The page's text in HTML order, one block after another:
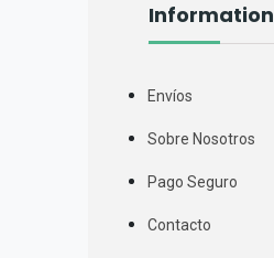
Information
Envíos
Sobre Nosotros
Pago Seguro
Contacto